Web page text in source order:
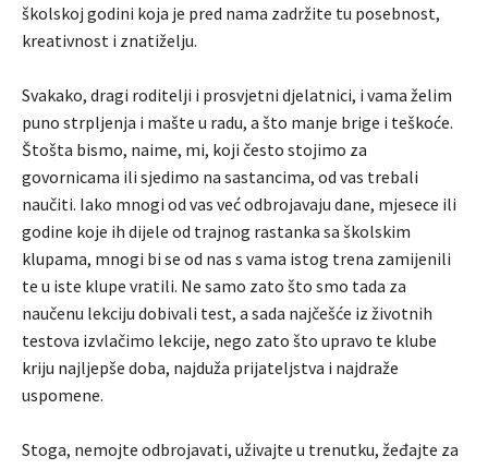
školskoj godini koja je pred nama zadržite tu posebnost,
kreativnost i znatiželju.
Svakako, dragi roditelji i prosvjetni djelatnici, i vama želim
puno strpljenja i mašte u radu, a što manje brige i teškoće.
Štošta bismo, naime, mi, koji često stojimo za
govornicama ili sjedimo na sastancima, od vas trebali
naučiti. Iako mnogi od vas već odbrojavaju dane, mjesece ili
godine koje ih dijele od trajnog rastanka sa školskim
klupama, mnogi bi se od nas s vama istog trena zamijenili
te u iste klupe vratili. Ne samo zato što smo tada za
naučenu lekciju dobivali test, a sada najčešće iz životnih
testova izvlačimo lekcije, nego zato što upravo te klube
kriju najljepše doba, najduža prijateljstva i najdraže
uspomene.
Stoga, nemojte odbrojavati, uživajte u trenutku, žeđajte za